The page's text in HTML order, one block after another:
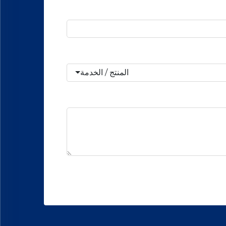
المنتج / الخدمة